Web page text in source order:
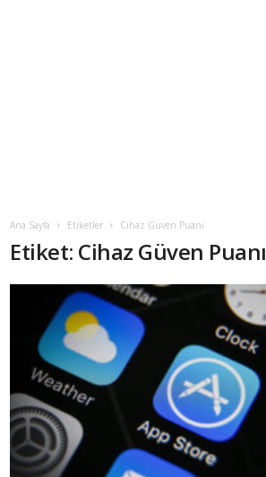
Ana Sayfa Etiketler Cihaz Güven Puanı
Etiket: Cihaz Güven Puanı